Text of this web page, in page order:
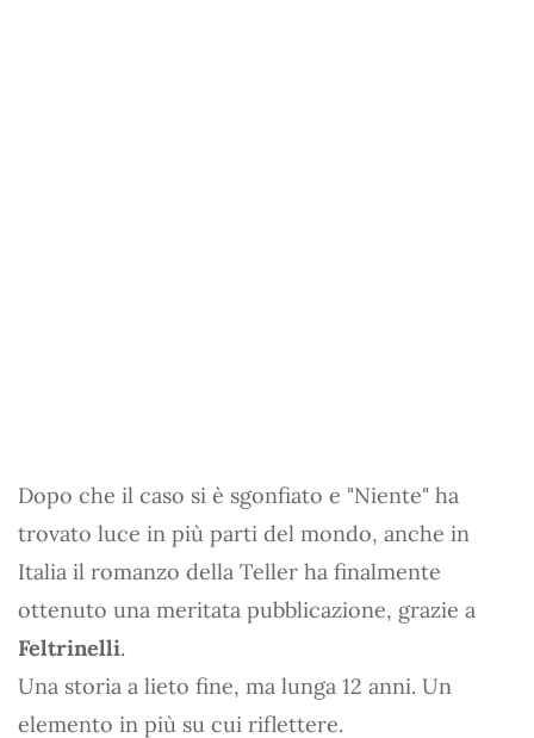
Dopo che il caso si è sgonfiato e "Niente" ha
trovato luce in più parti del mondo, anche in
Italia il romanzo della Teller ha finalmente
ottenuto una meritata pubblicazione, grazie a
Feltrinelli.
Una storia a lieto fine, ma lunga 12 anni. Un
elemento in più su cui riflettere.